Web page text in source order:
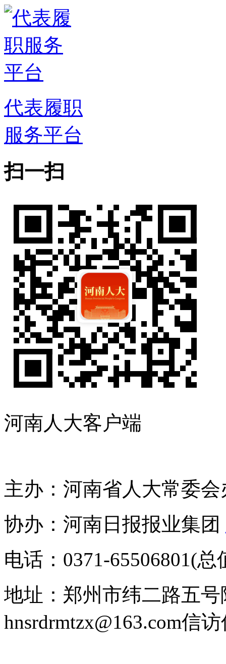
代表履职
服务平台
扫一扫
河南人大客户端
主办：河南省人大常委
协办：河南日报报业集团
电话：0371-65506801(总
地址：郑州市纬二路五号
hnsrdrmtzx@163.com信访